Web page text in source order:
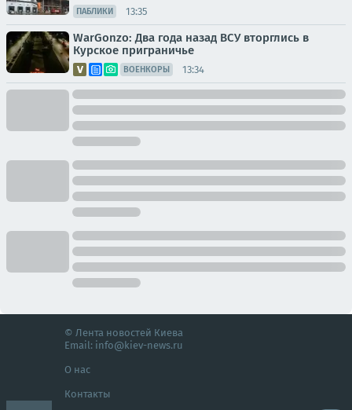
ПАБЛИКИ 13:35
WarGonzo: Два года назад ВСУ вторглись в
Курское приграничье
ВОЕНКОРЫ 13:34
© Лента новостей Киева
Email: info@kiev-news.ru
О нас
Контакты